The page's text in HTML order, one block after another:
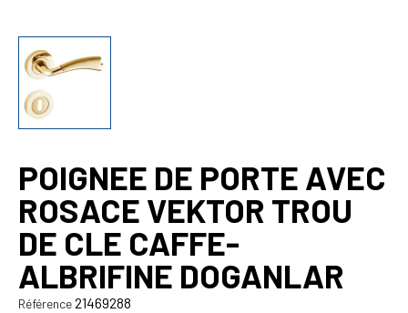
POIGNEE DE PORTE AVEC
ROSACE VEKTOR TROU
DE CLE CAFFE-
ALBRIFINE DOGANLAR
Référence21469288